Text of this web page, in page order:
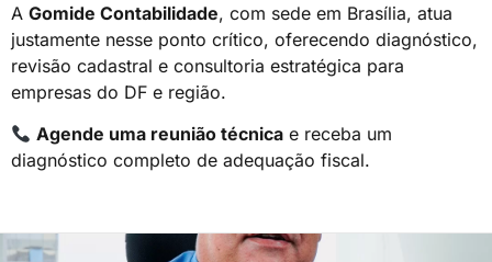
A Gomide Contabilidade, com sede em Brasília, atua
justamente nesse ponto crítico, oferecendo diagnóstico,
revisão cadastral e consultoria estratégica para
empresas do DF e região.
Agende uma reunião técnica e receba um
diagnóstico completo de adequação fiscal.